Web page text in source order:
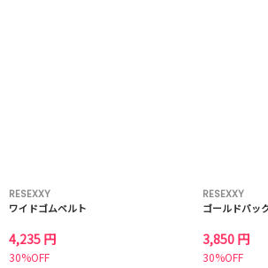
RESEXXY
ワイドゴムベルト
4,235 円
30%OFF
RESEXXY
ゴールドバッ
3,850 円
30%OFF